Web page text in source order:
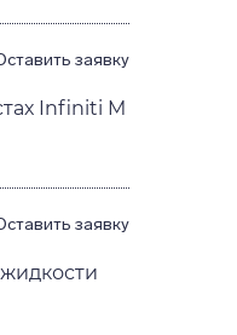
заявку
Infiniti M
заявку